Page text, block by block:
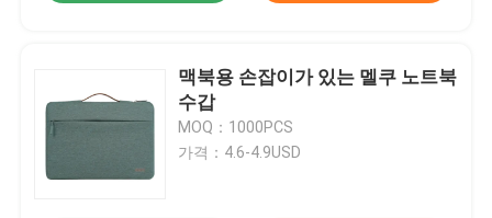
맥북용 손잡이가 있는 멜쿠 노트북
수갑
MOQ：1000PCS
가격：4.6-4.9USD